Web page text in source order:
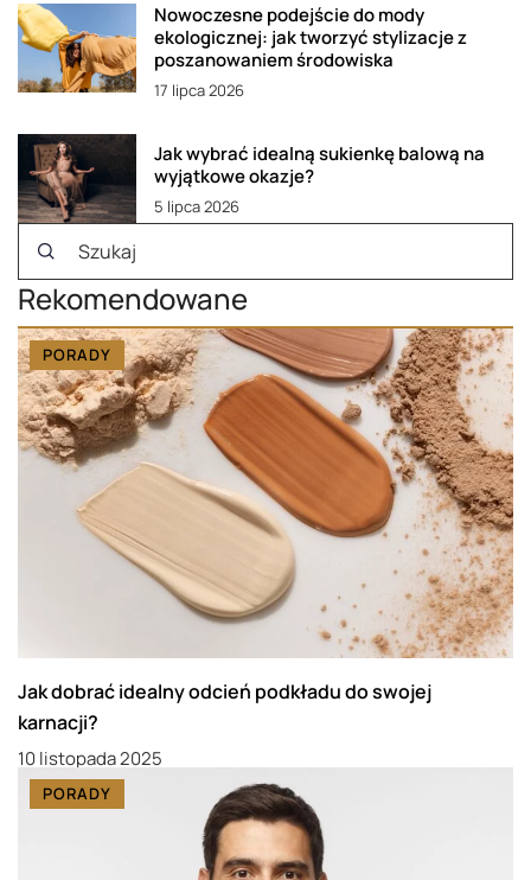
Nowoczesne podejście do mody
ekologicznej: jak tworzyć stylizacje z
poszanowaniem środowiska
17 lipca 2026
Jak wybrać idealną sukienkę balową na
wyjątkowe okazje?
5 lipca 2026
Rekomendowane
PORADY
Jak dobrać idealny odcień podkładu do swojej
karnacji?
10 listopada 2025
PORADY